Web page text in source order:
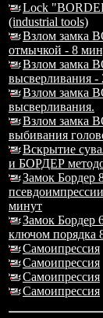
Lock
(industrial tools)
Взлом замка
отмычкой - 8
Взлом замка
высверливания -
Взлом замка
высверливания.
Взлом замка
выбивания
Вскрытие
и БОРДЕР
Замок Бордер
минут
Замок Бордер
ключом порядка
Самоипрессия
Самоипрессия
Самоипрессия
Самоипрессия